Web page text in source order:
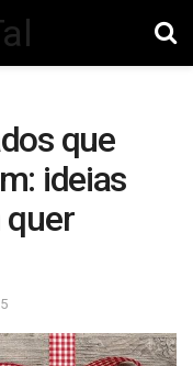
que
ideias
quer